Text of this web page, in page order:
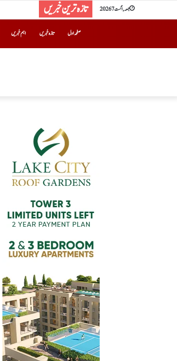
جمعہ, اگست 7 2026 تازہ ترین خبریں
صفحہ اول تازہ خبریں اہم خبریں